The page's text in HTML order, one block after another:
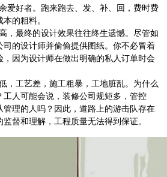
好者。跑来跑去、发、补、回，费时费
的粗料。
最终的设计效果往往终生遗憾。尽管如
的设计师并偷偷提供图纸。你不必冒着
因为设计师在做出明确的私人订单时会
工艺差，施工粗暴，工地脏乱。为什么
人可能会说，装修公司规矩多，管控
理的人吗？因此，道路上的游击队存在
督和理解，工程质量无法得到保证。